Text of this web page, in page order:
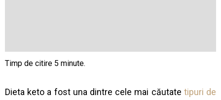
Dieta keto a fost una dintre cele mai căutate tipuri de